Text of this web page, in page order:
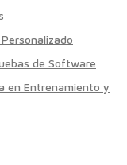
de Software
en Entrenamiento y